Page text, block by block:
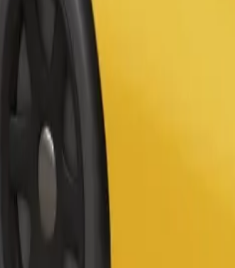
daha böyükölçülü avtomobillər